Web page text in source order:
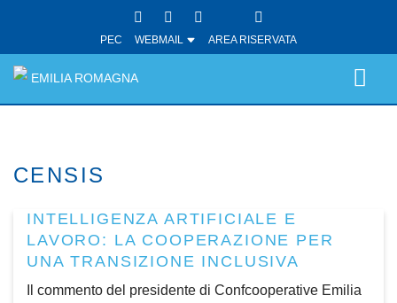
PEC WEBMAIL AREA RISERVATA
EMILIA ROMAGNA
CENSIS
INTELLIGENZA ARTIFICIALE E
LAVORO: LA COOPERAZIONE PER
UNA TRANSIZIONE INCLUSIVA
Il commento del presidente di Confcooperative Emilia